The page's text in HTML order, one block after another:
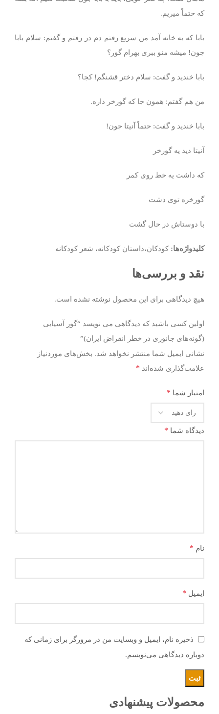
که حتماً میریم.
بابا که به خانه آمد من سریع رفتم دم در رفتم و گفتم: سلام بابا
جون! میشه منو ببری بهرام گور؟
بابا خندید و گفت: سلام دختر قشنگم! کجا؟
من هم گفتم: همون جا که گورخر داره.
بابا خندید و گفت: حتماً آنیتا جون!
آنیتا دید یه گورخر
که داشت یه خط روی کمر
گورخره توی دشت
با دوستاش در حال گشت
کلیدواژه‌ها: کودکان،داستان کودکانه، شعر کودکانه
نقد و بررسی‌ها
هیچ دیدگاهی برای این محصول نوشته نشده است.
اولین کسی باشید که دیدگاهی می نویسد “گور آسیایی
(گونه‌های جانوری در خطر انقراض ایران)”
نشانی ایمیل شما منتشر نخواهد شد. بخش‌های موردنیاز
علامت‌گذاری شده‌اند *
امتیاز شما *
دیدگاه شما *
نام *
ایمیل *
ذخیره نام، ایمیل و وبسایت من در مرورگر برای زمانی که
دوباره دیدگاهی می‌نویسم.
محصولات پیشنهادی